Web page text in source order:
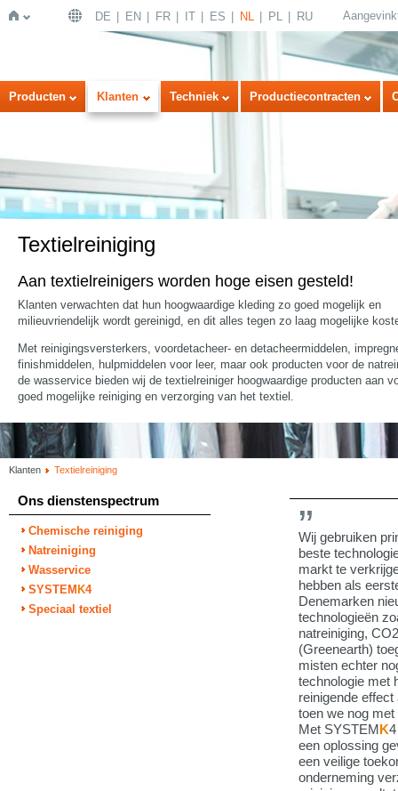
Home
DE EN FR IT ES NL PL RU
Producten Klanten Techniek Productiecontracten
Textielreiniging
Aan textielreinigers worden hoge eisen gesteld!
Klanten verwachten dat hun hoogwaardige kleding zo goed mogelijk en
milieuvriendelijk wordt gereinigd, en dit alles tegen zo laag mogelijke
Met reinigingsversterkers, voordetacheer- en detacheermiddelen,
finishmiddelen, hulpmiddelen voor leer, maar ook producten voor de
de wasservice bieden wij de textielreiniger hoogwaardige producten aan
goed mogelijke reiniging en verzorging van het textiel.
Klanten Textielreiniging
Ons dienstenspectrum
Chemische reiniging
Natreiniging
Wasservice
SYSTEM K4
Speciaal textiel
Wij gebruiken
beste
markt te
hebben als
Denemarken
technologieën
natreiniging,
(Greenearth)
misten echter
technologie met
reinigende
toen we nog
Met SYSTEMK
een oplossing
een veilige
onderneming